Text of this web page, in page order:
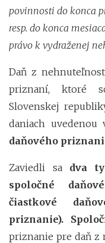
povinnosti do konca
resp. do konca
právo k vydraženej
Daň z
priznaní, ktoré
Slovenskej
daniach uvedenou
daňového
Zaviedli sa dva
spoločné
čiastkové
priznanie).
priznanie pre daň z